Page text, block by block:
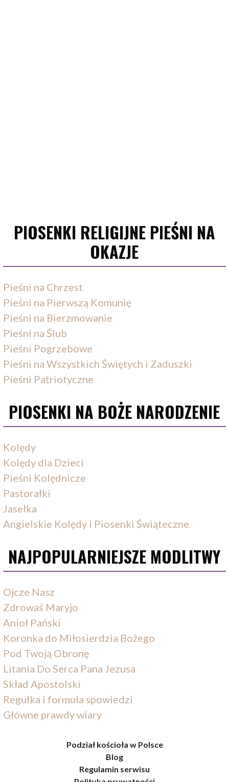
PIOSENKI RELIGIJNE PIEŚNI NA
OKAZJE
Pieśni na Chrzest
Pieśni na Pierwszą Komunię
Pieśni na Bierzmowanie
Pieśni na Ślub
Pieśni Pogrzebowe
Pieśni na Wszystkich Świętych i Zaduszki
Pieśni Patriotyczne
PIOSENKI NA BOŻE NARODZENIE
Kolędy
Kolędy dla Dzieci
Pieśni Kolędnicze
Pastorałki
Jasełka
Angielskie Kolędy i Piosenki Świąteczne
NAJPOPULARNIEJSZE MODLITWY
Ojcze Nasz
Zdrowaś Maryjo
Anioł Pański
Koronka do Miłosierdzia Bożego
Pod Twoją Obronę
Litania Do Serca Pana Jezusa
Skład Apostolski
Regułka i formuła spowiedzi
Główne prawdy wiary
Podział kościoła w Polsce
Blog
Regulamin serwisu